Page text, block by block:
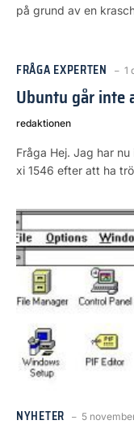
på grund av en
FRÅGA EXPERTEN 1
Ubuntu går inte
redaktionen
Fråga Hej. Jag har nu
xi 1546 efter att ha
NYHETER 5